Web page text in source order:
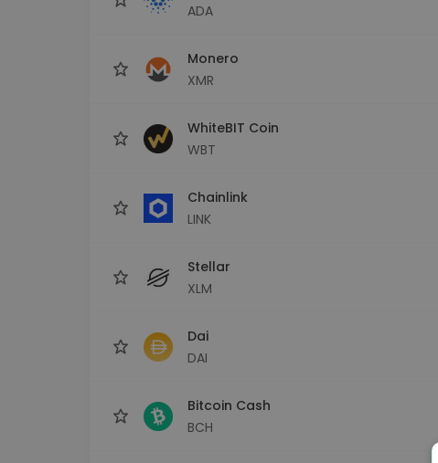
ADA
Monero
XMR
WhiteBIT Coin
WBT
Chainlink
LINK
Stellar
XLM
Dai
DAI
Bitcoin Cash
BCH